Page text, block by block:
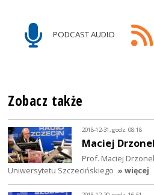
PODCAST AUDIO
Zobacz także
2018-12-31, godz. 08:18
Maciej
Prof. Maciej
Uniwersytetu Szczecińskiego » więcej